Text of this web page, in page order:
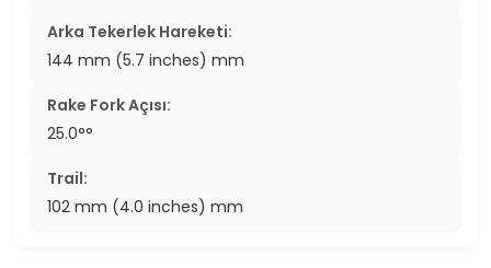
Arka Tekerlek Hareketi:
144 mm (5.7 inches) mm
Rake Fork Açısı:
25.0°°
Trail:
102 mm (4.0 inches) mm